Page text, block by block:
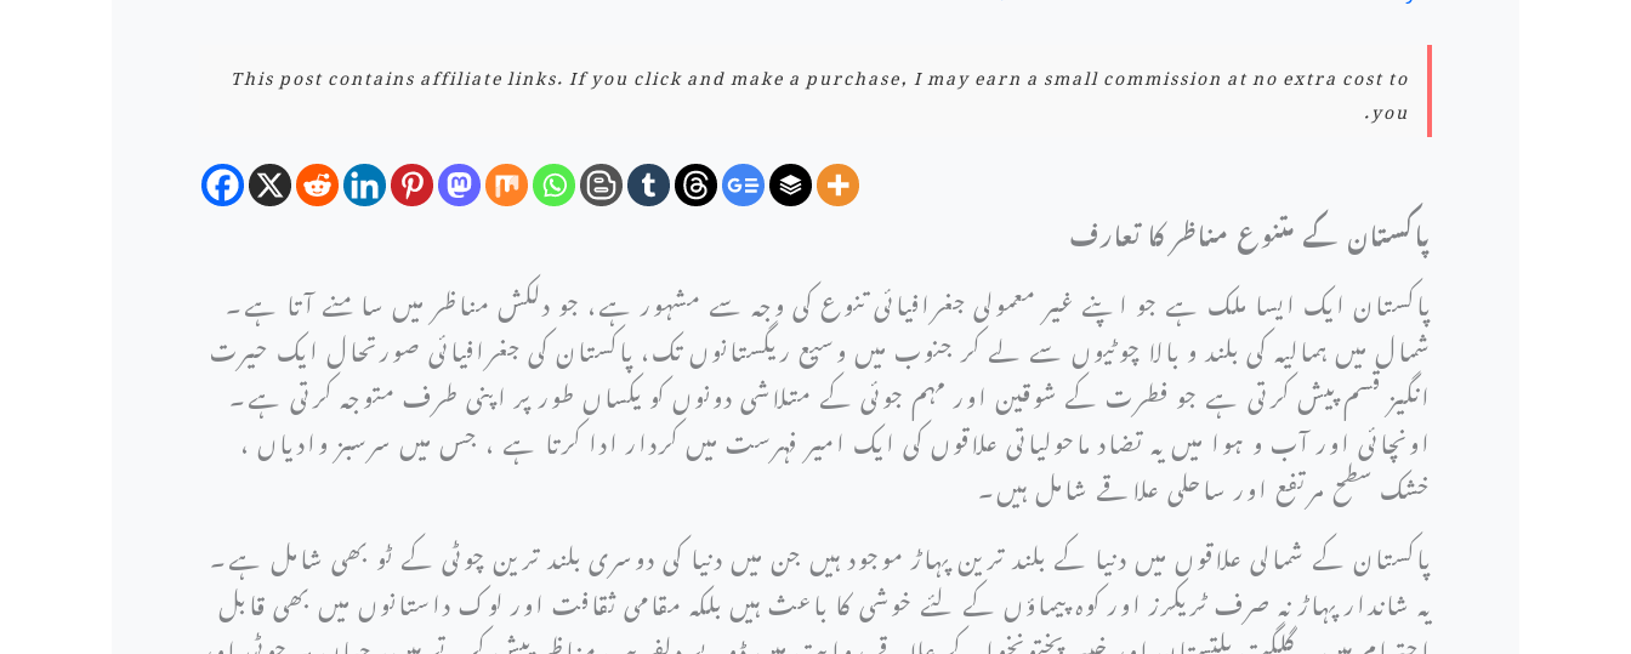
This post contains affiliate links. If you click and make a purchase, I may earn a small commission at no extra cost to
you.
پاکستان کے متنوع مناظر کا تعارف
پاکستان ایک ایسا ملک ہے جو اپنے غیر معمولی جغرافیائی تنوع کی وجہ سے مشہور ہے، جو دلکش مناظر میں سامنے آتا ہے۔
شمال میں ہمالیہ کی بلند و بالا چوٹیوں سے لے کر جنوب میں وسیع ریگستانوں تک، پاکستان کی جغرافیائی صورتحال ایک حیرت
انگیز قسم پیش کرتی ہے جو فطرت کے شوقین اور مہم جوئی کے متلاشی دونوں کو یکساں طور پر اپنی طرف متوجہ کرتی ہے۔
اونچائی اور آب و ہوا میں یہ تضاد ماحولیاتی علاقوں کی ایک امیر فہرست میں کردار ادا کرتا ہے ، جس میں سرسبز وادیاں ،
خشک سطح مرتفع اور ساحلی علاقے شامل ہیں۔
پاکستان کے شمالی علاقوں میں دنیا کے بلند ترین پہاڑ موجود ہیں جن میں دنیا کی دوسری بلند ترین چوٹی کے ٹو بھی شامل ہے۔
یہ شاندار پہاڑ نہ صرف ٹریکرز اور کوہ پیماؤں کے لئے خوشی کا باعث ہیں بلکہ مقامی ثقافت اور لوک داستانوں میں بھی قابل